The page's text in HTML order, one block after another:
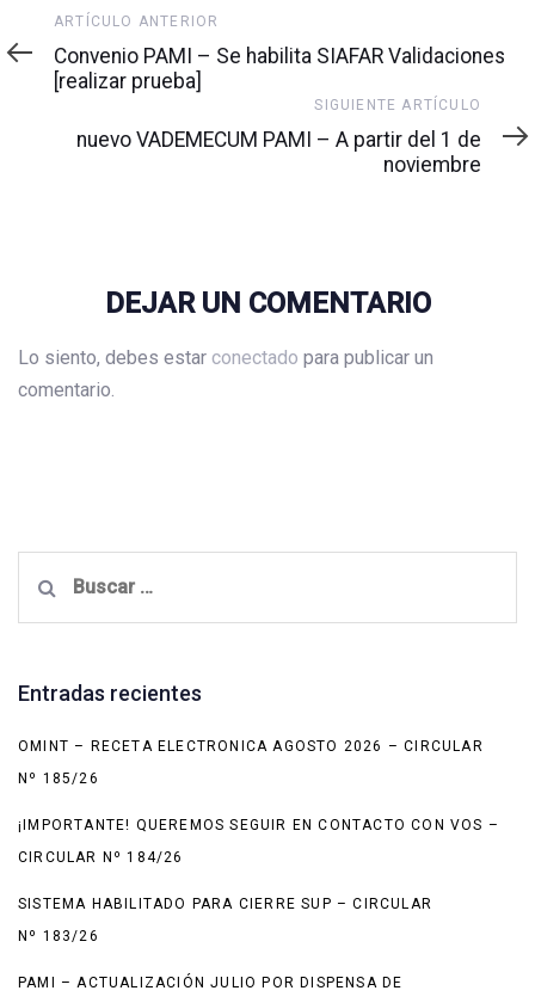
Artículo
anterior
ARTÍCULO ANTERIOR
Convenio PAMI – Se habilita SIAFAR Validaciones
[realizar prueba]
artículo
SIGUIENTE ARTÍCULO
nuevo VADEMECUM PAMI – A partir del 1 de
noviembre
DEJAR UN COMENTARIO
Lo siento, debes estar conectado para publicar un
comentario.
Entradas recientes
OMINT – RECETA ELECTRONICA AGOSTO 2026 – CIRCULAR
Nº 185/26
¡IMPORTANTE! QUEREMOS SEGUIR EN CONTACTO CON VOS –
CIRCULAR Nº 184/26
SISTEMA HABILITADO PARA CIERRE SUP – CIRCULAR
Nº 183/26
PAMI – ACTUALIZACIÓN JULIO POR DISPENSA DE